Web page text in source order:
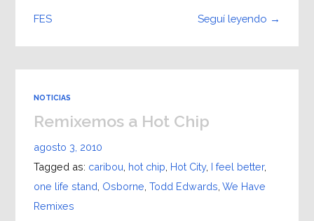
Seguí leyendo →
FES
NOTICIAS
Remixemos a Hot Chip
agosto 3, 2010
Tagged as: caribou hot chip Hot City, I feel better,
one life stand Osborne Todd Edwards We Have
Remixes